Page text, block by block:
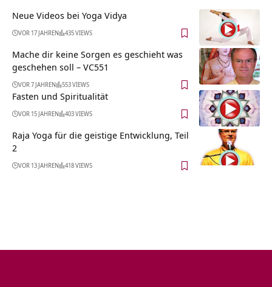
Neue Videos bei Yoga Vidya
VOR 17 JAHREN 435 VIEWS
Mache dir keine Sorgen es geschieht was
geschehen soll – VC551
VOR 7 JAHREN 553 VIEWS
Fasten und Spiritualität
VOR 15 JAHREN 403 VIEWS
Raja Yoga für die geistige Entwicklung, Teil
2
VOR 13 JAHREN 418 VIEWS